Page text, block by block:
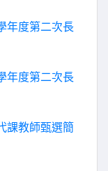
年度第二次長
年度第二次長
課教師甄選簡